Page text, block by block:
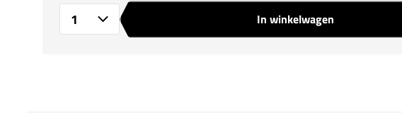
In winkelwagen